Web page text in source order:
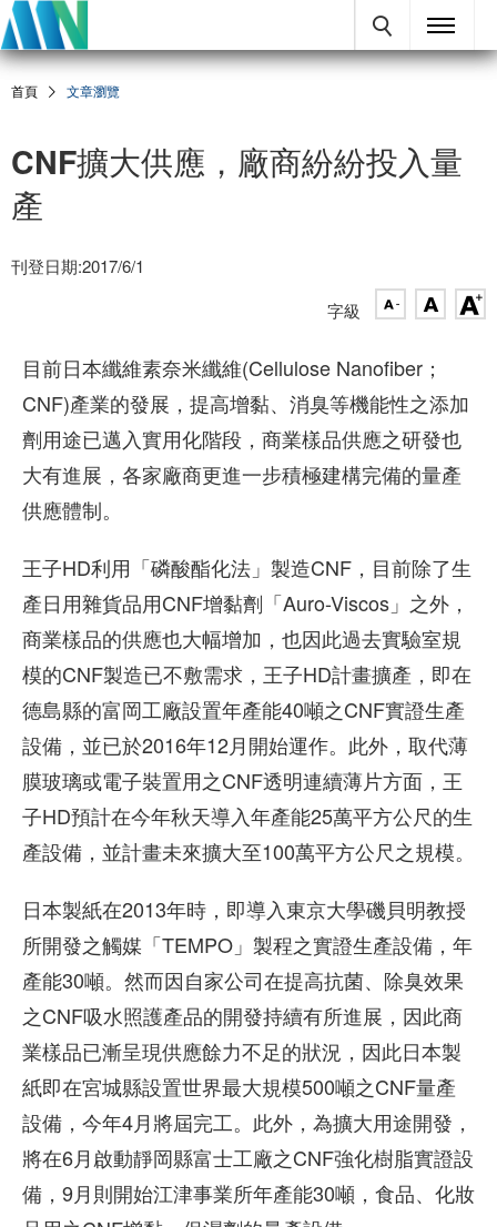
首頁 文章瀏覽
CNF擴大供應，廠商紛紛投入量
產
刊登日期:2017/6/1
字級
目前日本纖維素奈米纖維(Cellulose Nanofiber；
CNF)產業的發展，提高增黏、消臭等機能性之添加
劑用途已邁入實用化階段，商業樣品供應之研發也
大有進展，各家廠商更進一步積極建構完備的量產
供應體制。
王子HD利用「磷酸酯化法」製造CNF，目前除了生
產日用雜貨品用CNF增黏劑「Auro-Viscos」之外，
商業樣品的供應也大幅增加，也因此過去實驗室規
模的CNF製造已不敷需求，王子HD計畫擴產，即在
德島縣的富岡工廠設置年產能40噸之CNF實證生產
設備，並已於2016年12月開始運作。此外，取代薄
膜玻璃或電子裝置用之CNF透明連續薄片方面，王
子HD預計在今年秋天導入年產能25萬平方公尺的生
產設備，並計畫未來擴大至100萬平方公尺之規模。
日本製紙在2013年時，即導入東京大學磯貝明教授
所開發之觸媒「TEMPO」製程之實證生產設備，年
產能30噸。然而因自家公司在提高抗菌、除臭效果
之CNF吸水照護產品的開發持續有所進展，因此商
業樣品已漸呈現供應餘力不足的狀況，因此日本製
紙即在宮城縣設置世界最大規模500噸之CNF量產
設備，今年4月將屆完工。此外，為擴大用途開發，
將在6月啟動靜岡縣富士工廠之CNF強化樹脂實證設
備，9月則開始江津事業所年產能30噸，食品、化妝